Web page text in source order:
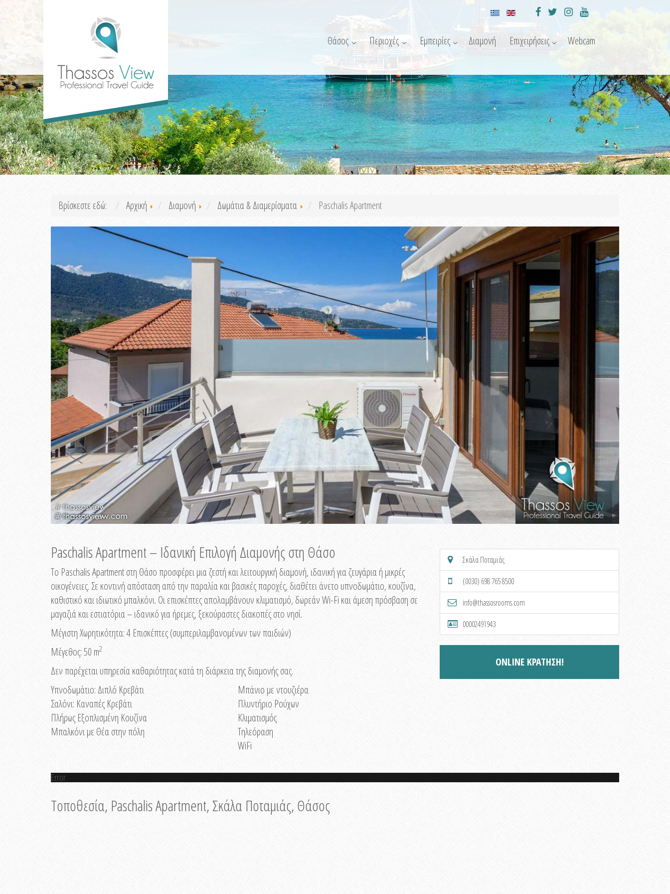
Θάσος Περιοχές Εμπειρίες Διαμονή Επιχειρήσεις Webcam
Βρίσκεστε εδώ: Αρχική Διαμονή Δωμάτια & Διαμερίσματα Paschalis Apartment
Paschalis Apartment – Ιδανική Επιλογή Διαμονής στη Θάσο
Το Paschalis Apartment στη Θάσο προσφέρει μια ζεστή και λειτουργική διαμονή, ιδανική για ζευγάρια ή μικρές
οικογένειες. Σε κοντινή απόσταση από την παραλία και βασικές παροχές, διαθέτει άνετο υπνοδωμάτιο, κουζίνα,
καθιστικό και ιδιωτικό μπαλκόνι. Οι επισκέπτες απολαμβάνουν κλιματισμό, δωρεάν Wi-Fi και άμεση πρόσβαση σε
μαγαζιά και εστιατόρια – ιδανικό για ήρεμες, ξεκούραστες διακοπές στο νησί.
Μέγιστη Χωρητικότητα: 4 Eπισκέπτες (συμπεριλαμβανομένων των παιδιών)
Μέγεθος: 50 m2
Δεν παρέχεται υπηρεσία καθαριότητας κατά τη διάρκεια της διαμονής σας.
Υπνοδωμάτιο: Διπλό Κρεβάτι
Σαλόνι: Καναπές Κρεβάτι
Πλήρως Εξοπλισμένη Κουζίνα
Μπαλκόνι με Θέα στην πόλη
Μπάνιο με ντουζιέρα
Πλυντήριο Ρούχων
Κλιματισμός
Τηλεόραση
WiFi
Σκάλα Ποταμιάς
(0030) 698 765 8500
info@thassosrooms.com
00002491943
ONLINE ΚΡΑΤΗΣΗ!
Error
Τοποθεσία, Paschalis Apartment, Σκάλα Ποταμιάς, Θάσος